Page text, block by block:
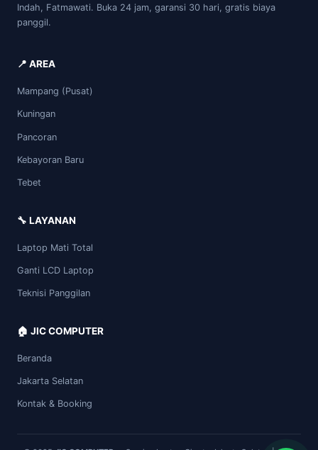
Indah, Fatmawati. Buka 24 jam, garansi 30 hari, gratis biaya
panggil.
📍 AREA
Mampang (Pusat)
Kuningan
Pancoran
Kebayoran Baru
Tebet
🔧 LAYANAN
Laptop Mati Total
Ganti LCD Laptop
Teknisi Panggilan
🏠 JIC COMPUTER
Beranda
Jakarta Selatan
Kontak & Booking